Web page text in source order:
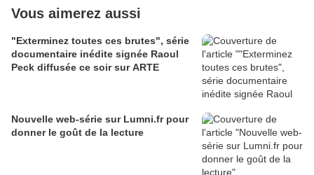
Vous aimerez aussi
"Exterminez toutes ces brutes", série
documentaire inédite signée Raoul
Peck diffusée ce soir sur ARTE
Nouvelle web-série sur Lumni.fr pour
donner le goût de la lecture